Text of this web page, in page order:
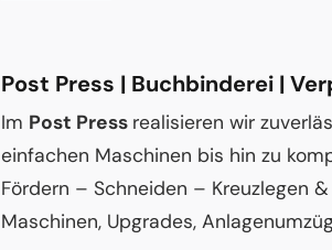
Post Press | Buchbinderei |
Im Post Press realisieren wir
einfachen Maschinen bis hin zu
Fördern – Schneiden – Kreuzlegen
Maschinen, Upgrades,